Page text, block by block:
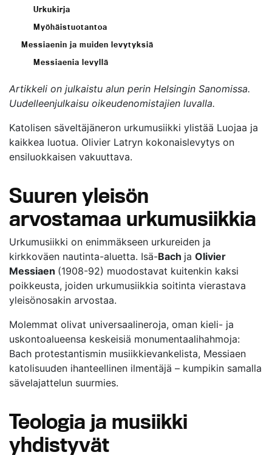
Urkukirja
Myöhäistuotantoa
Messiaenin ja muiden levytyksiä
Messiaenia levyllä
Artikkeli on julkaistu alun perin Helsingin Sanomissa.
Uudelleenjulkaisu oikeudenomistajien luvalla.
Katolisen säveltäjäneron urkumusiikki ylistää Luojaa ja
kaikkea luotua. Olivier Latryn kokonaislevytys on
ensiluokkaisen vakuuttava.
Suuren yleisön
arvostamaa urkumusiikkia
Urkumusiikki on enimmäkseen urkureiden ja
kirkkoväen nautinta-aluetta. Isä-Bach ja Olivier
Messiaen (1908-92) muodostavat kuitenkin kaksi
poikkeusta, joiden urkumusiikkia soitinta vierastava
yleisönosakin arvostaa.
Molemmat olivat universaalineroja, oman kieli- ja
uskontoalueensa keskeisiä monumentaalihahmoja:
Bach protestantismin musiikkievankelista, Messiaen
katolisuuden ihanteellinen ilmentäjä – kumpikin samalla
sävelajattelun suurmies.
Teologia ja musiikki
yhdistyvät